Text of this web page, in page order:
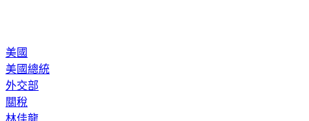
美國
美國總統
外交部
關稅